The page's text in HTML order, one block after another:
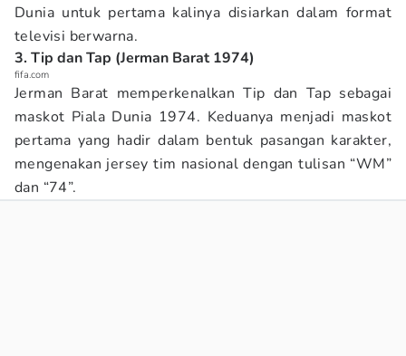
Dunia untuk pertama kalinya disiarkan dalam format
televisi berwarna.
3. Tip dan Tap (Jerman Barat 1974)
fifa.com
Jerman Barat memperkenalkan Tip dan Tap sebagai
maskot Piala Dunia 1974. Keduanya menjadi maskot
pertama yang hadir dalam bentuk pasangan karakter,
mengenakan jersey tim nasional dengan tulisan “WM”
dan “74”.